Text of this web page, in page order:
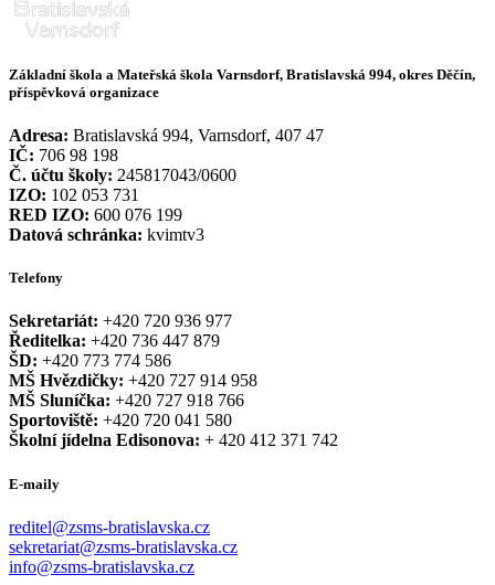
Základní škola a Mateřská škola Varnsdorf, Bratislavská 994, okres Děčín,
příspěvková organizace
Adresa: Bratislavská 994, Varnsdorf, 407 47
IČ: 706 98 198
Č. účtu školy: 245817043/0600
IZO: 102 053 731
RED IZO: 600 076 199
Datová schránka: kvimtv3
Telefony
Sekretariát: +420 720 936 977
Ředitelka: +420 736 447 879
ŠD: +420 773 774 586
MŠ Hvězdičky: +420 727 914 958
MŠ Sluníčka: +420 727 918 766
Sportoviště: +420 720 041 580
Školní jídelna Edisonova: + 420 412 371 742
E-maily
reditel@zsms-bratislavska.cz
sekretariat@zsms-bratislavska.cz
info@zsms-bratislavska.cz